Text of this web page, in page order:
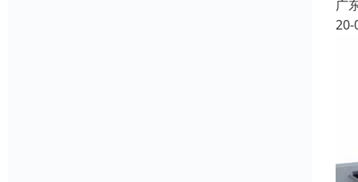
广
20-